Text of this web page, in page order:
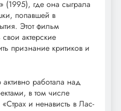
(1995), где она сыграла
попавшей в
Этот фильм
актерские
признание критиков и
работала над
в том числе
и ненависть в Лас-